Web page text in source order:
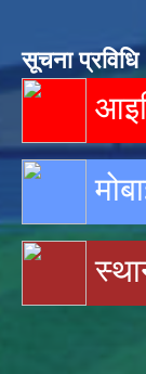
सूचना प्रविधि